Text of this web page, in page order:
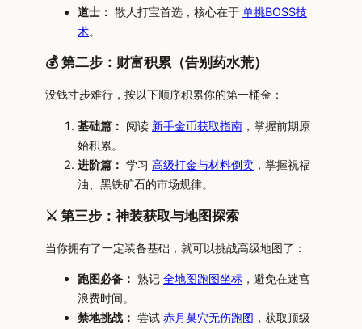
道士： 散人打宝首选，核心在于 单挑BOSS技
术。
💰 第二步：财富积累（告别药水荒）
没钱寸步难行，按以下顺序积累你的第一桶金：
基础篇： 阅读 新手金币获取指南 ，掌握前期原
始积累。
进阶篇： 学习 高级打金与材料倒卖 ，掌握祝福
油、黑铁矿石的市场规律。
⚔️ 第三步：神装获取与地图探索
当你拥有了一定装备基础，就可以挑战高级地图了：
跑图必备： 熟记 全地图跑图坐标 ，避免在迷宫
浪费时间。
禁地挑战： 尝试 赤月巢穴无伤跑图 ，获取顶级